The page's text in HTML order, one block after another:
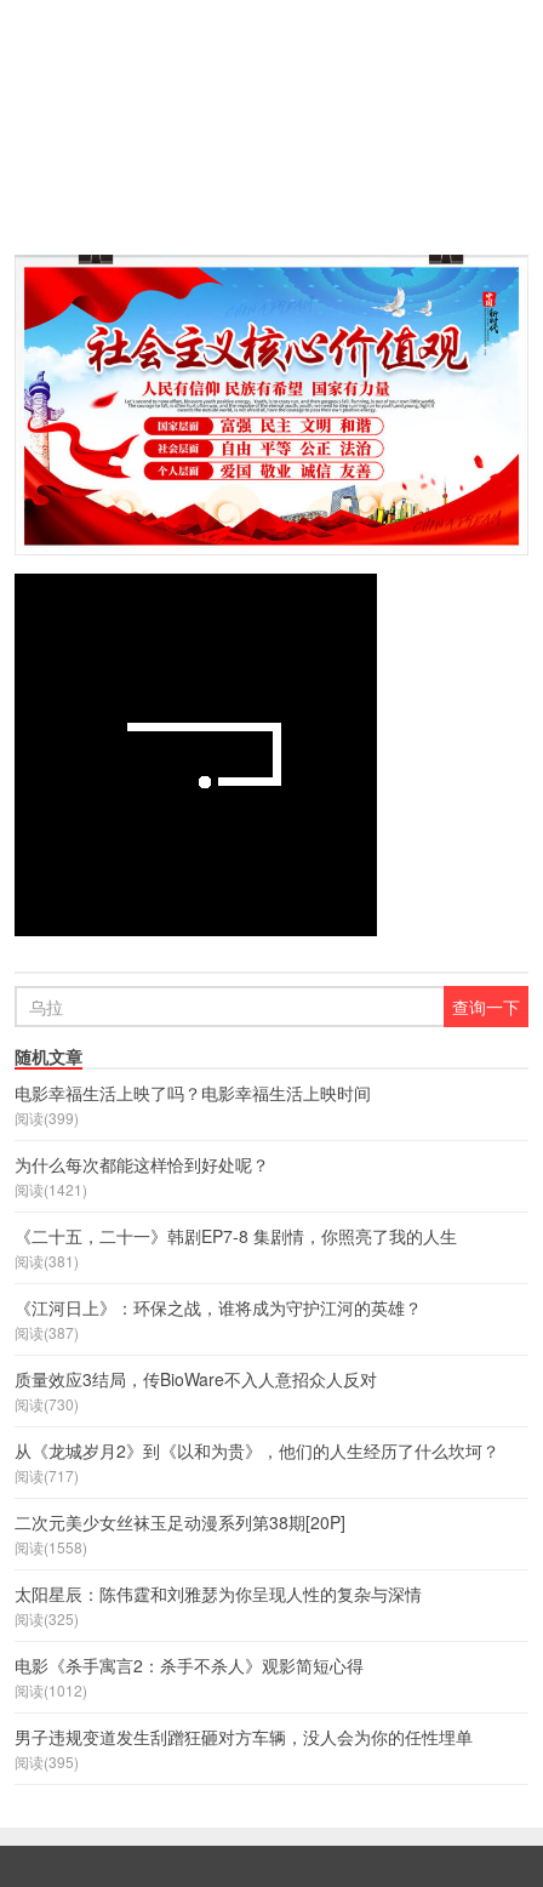
随机文章
电影幸福生活上映了吗？电影幸福生活上映时间
阅读(399)
为什么每次都能这样恰到好处呢？
阅读(1421)
《二十五，二十一》韩剧EP7-8 集剧情，你照亮了我的人生
阅读(381)
《江河日上》：环保之战，谁将成为守护江河的英雄？
阅读(387)
质量效应3结局，传BioWare不入人意招众人反对
阅读(730)
从《龙城岁月2》到《以和为贵》，他们的人生经历了什么坎坷？
阅读(717)
二次元美少女丝袜玉足动漫系列第38期[20P]
阅读(1558)
太阳星辰：陈伟霆和刘雅瑟为你呈现人性的复杂与深情
阅读(325)
电影《杀手寓言2：杀手不杀人》观影简短心得
阅读(1012)
男子违规变道发生刮蹭狂砸对方车辆，没人会为你的任性埋单
阅读(395)